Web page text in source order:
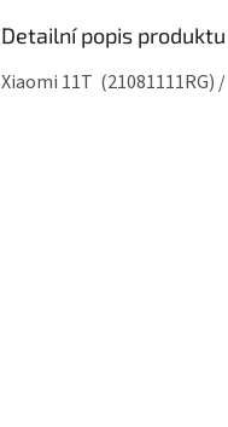
Detailní popis produktu
Xiaomi 11T (21081111RG)